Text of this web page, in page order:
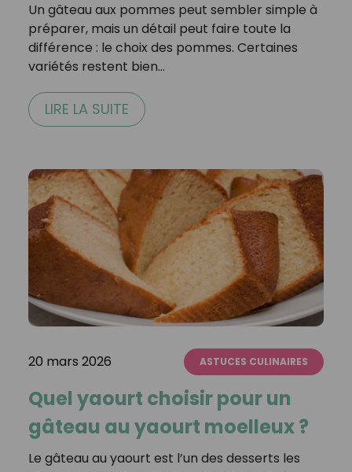
Un gâteau aux pommes peut sembler simple à
préparer, mais un détail peut faire toute la
différence : le choix des pommes. Certaines
variétés restent bien…
LIRE LA SUITE
20 mars 2026 ASTUCES CULINAIRES
Quel yaourt choisir pour un
gâteau au yaourt moelleux ?
Le gâteau au yaourt est l’un des desserts les